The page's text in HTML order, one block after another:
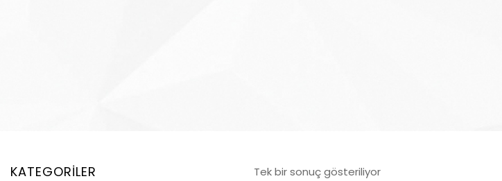
Tek bir sonuç gösteriliyor
KATEGORILER